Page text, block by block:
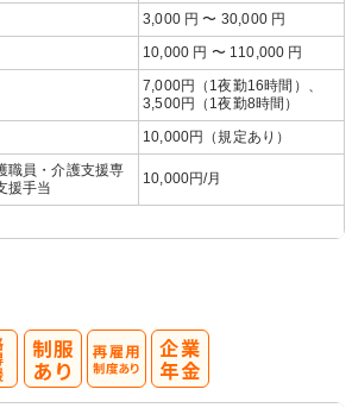
3,000 円 〜 30,000 円
10,000 円 〜 110,000 円
7,000円（1夜勤16時間）、
3,500円（1夜勤8時間）
10,000円（規定あり）
職員・介護支援専
援手当
10,000円/月